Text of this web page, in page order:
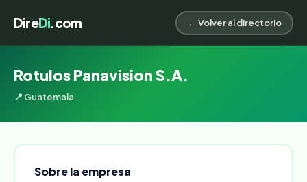
DireDi.com ← Volver al directorio
Rotulos Panavision S.A.
📍 Guatemala
Sobre la empresa